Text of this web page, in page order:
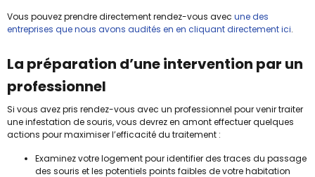
Vous pouvez prendre directement rendez-vous avec une des
entreprises que nous avons audités en en cliquant directement ici.
La préparation d’une intervention par un
professionnel
Si vous avez pris rendez-vous avec un professionnel pour venir traiter
une infestation de souris, vous devrez en amont effectuer quelques
actions pour maximiser l’efficacité du traitement :
Examinez votre logement pour identifier des traces du passage
des souris et les potentiels points faibles de votre habitation